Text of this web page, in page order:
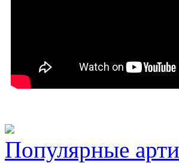
Популярные